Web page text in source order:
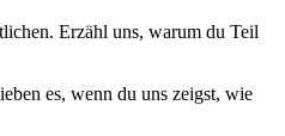
Erzähl uns, warum du Teil
es, wenn du uns zeigst, wie